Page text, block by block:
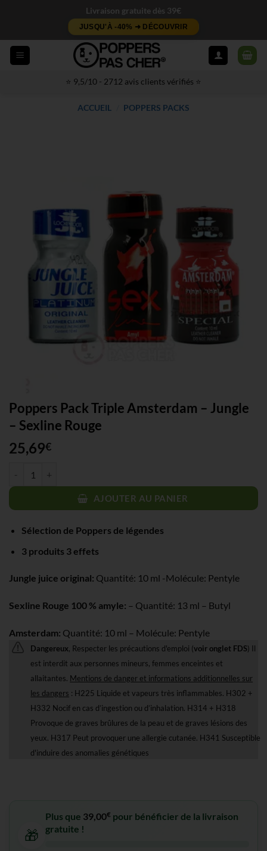
Livraison gratuite dès 39€
JUSQU'À -40% ➜ DÉCOUVRIR
⭐ 9,5/10 - 2712 avis clients vérifiés ⭐
ACCUEIL POPPERS PACKS
Poppers Pack Triple Amsterdam – Jungle
– Sexline Rouge
25,69€
AJOUTER AU PANIER
Sélection de Poppers de légendes
3 produits 3 effets
Jungle juice original: Quantité: 10 ml -Molécule: Pentyle
Sexline Rouge 100 % amyle: – Quantité: 13 ml – Butyl
Amsterdam: Quantité: 10 ml – Molécule: Pentyle
Dangereux, Respecter les précautions d'emploi (voir onglet FDS) Il
est interdit aux personnes mineurs, femmes enceintes et
allaitantes. Mentions de danger et informations additionnelles sur
les dangers : H225 Liquide et vapeurs très inflammables. H302 +
H332 Nocif en cas d’ingestion ou d’inhalation. H314 + H318
Provoque de graves brûlures de la peau et de graves lésions des
yeux. H317 Peut provoquer une allergie cutanée. H341 Susceptible
d'induire des anomalies génétiques
🎁
Plus que 39,00€ pour bénéficier de la livraison
gratuite !